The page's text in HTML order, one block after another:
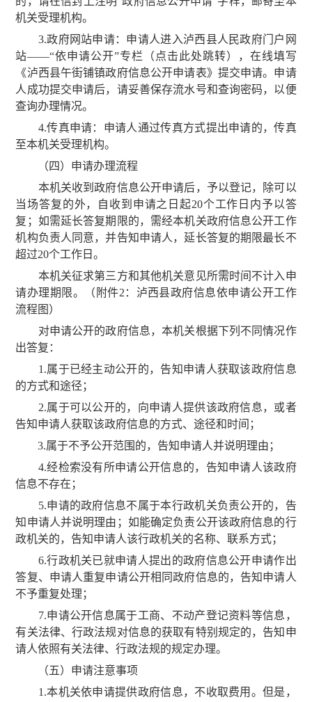
机关受理机构。
3.政府网站申请：申请人进入泸西县人民政府门户网
站——“依申请公开”专栏（ 点击此处跳转），在线填写
《泸西县午街铺镇政府信息公开申请表》提交申请。申请
人成功提交申请后，请妥善保存流水号和查询密码，以便
查询办理情况。
4.传真申请：申请人通过传真方式提出申请的，传真
至本机关受理机构。
（四）申请办理流程
本机关收到政府信息公开申请后，予以登记，除可以
当场答复的外，自收到申请之日起20个工作日内予以答
复；如需延长答复期限的，需经本机关政府信息公开工作
机构负责人同意，并告知申请人，延长答复的期限最长不
超过20个工作日。
本机关征求第三方和其他机关意见所需时间不计入申
请办理期限。（附件2：泸西县政府信息依申请公开工作
流程图）
对申请公开的政府信息，本机关根据下列不同情况作
出答复：
1.属于已经主动公开的，告知申请人获取该政府信息
的方式和途径；
2.属于可以公开的，向申请人提供该政府信息，或者
告知申请人获取该政府信息的方式、途径和时间；
3.属于不予公开范围的，告知申请人并说明理由；
4.经检索没有所申请公开信息的，告知申请人该政府
信息不存在；
5.申请的政府信息不属于本行政机关负责公开的，告
知申请人并说明理由；如能确定负责公开该政府信息的行
政机关的，告知申请人该行政机关的名称、联系方式；
6.行政机关已就申请人提出的政府信息公开申请作出
答复、申请人重复申请公开相同政府信息的，告知申请人
不予重复处理；
7.申请公开信息属于工商、不动产登记资料等信息，
有关法律、行政法规对信息的获取有特别规定的，告知申
请人依照有关法律、行政法规的规定办理。
（五）申请注意事项
1.本机关依申请提供政府信息，不收取费用。但是，